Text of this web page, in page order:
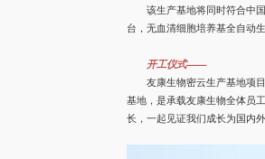
该生产基地将同时符合中
台，无血清细胞培养基全自动
开工仪式——
友康生物密云生产基地项
基地，是承载友康生物全体员
长，一起见证我们成长为国内